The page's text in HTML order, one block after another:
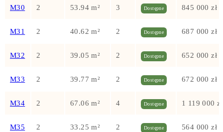
M30 2 53.94 m² 3 Dostępne 845 000 zł
M31 2 40.62 m² 2 Dostępne 687 000 zł
M32 2 39.05 m² 2 Dostępne 652 000 zł
M33 2 39.77 m² 2 Dostępne 672 000 zł
M34 2 67.06 m² 4 Dostępne 1 119 000 zł
M35 2 33.25 m² 2 Dostępne 564 000 zł